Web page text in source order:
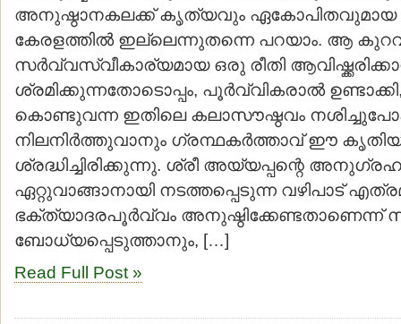
അനുഷ്ഠാനകലക്ക് കൃത്യവും ഏകോപിതവുമായ
കേരളത്തില്‍ ഇല്ലെന്നുതന്നെ പറയാം. ആ
സര്‍വ്വസ്വീകാര്യമായ ഒരു രീതി
ശ്രമിക്കുന്നതോടൊപ്പം, പൂര്‍വ്വികരാല്‍
കൊണ്ടുവന്ന ഇതിലെ കലാസൗഷ്ഠവം
നിലനിര്‍ത്തുവാനും ഗ്രന്ഥകര്‍ത്താവ് ഈ
ശ്രദ്ധിച്ചിരിക്കുന്നു. ശ്രീ അയ്യപ്പന്റെ
ഏറ്റുവാങ്ങാനായി നടത്തപ്പെടുന്ന വഴിപാട്
ഭക്ത്യാദരപൂര്‍വ്വം അനുഷ്ഠിക്കേണ്ടതാണെന്ന്
ബോധ്യപ്പെടുത്താനും, […]
Read Full Post »